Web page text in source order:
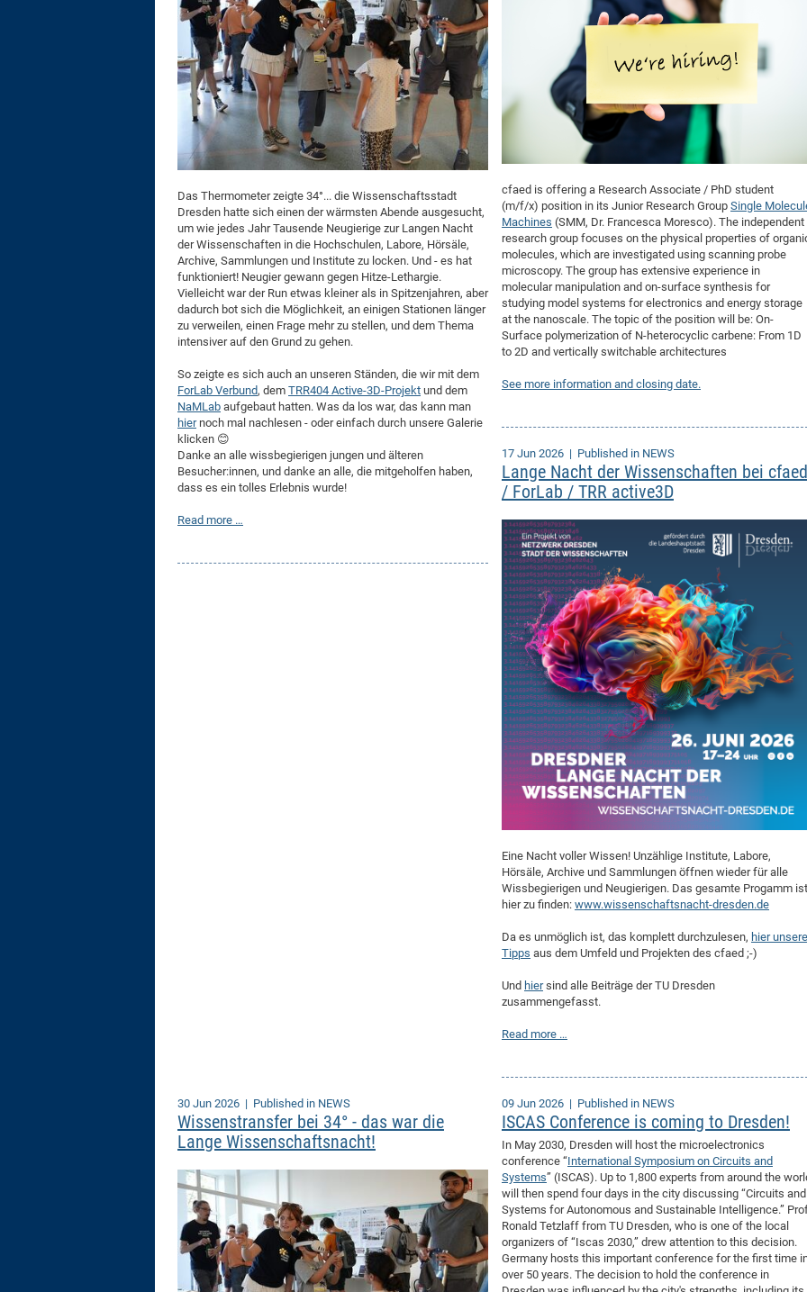
DFG Project
DFG Project
IMPRS-CPQM
DFG Project
DFG Großgerät
BMWi Project
EFRE Project
BMBF Project
2015: 3rd DNS
2014: 2nd DNS
2013:
2013: EUROMAT
2013: 1st DNS
2013: Grand
Das Thermometer zeigte 34°... die Wissenschaftsstadt
Dresden hatte sich einen der wärmsten Abende ausgesucht,
um wie jedes Jahr Tausende Neugierige zur Langen Nacht
der Wissenschaften in die Hochschulen, Labore, Hörsäle,
Archive, Sammlungen und Institute zu locken. Und - es hat
funktioniert! Neugier gewann gegen Hitze-Lethargie.
Vielleicht war der Run etwas kleiner als in Spitzenjahren, aber
dadurch bot sich die Möglichkeit, an einigen Stationen länger
zu verweilen, einen Frage mehr zu stellen, und dem Thema
intensiver auf den Grund zu gehen.
So zeigte es sich auch an unseren Ständen, die wir mit dem
ForLab Verbund, dem TRR404 Active-3D-Projekt und dem
NaMLab aufgebaut hatten. Was da los war, das kann man
hiernoch mal nachlesen - oder einfach durch unsere Galerie
klicken 😊
Danke an alle wissbegierigen jungen und älteren
Besucher:innen, und danke an alle, die mitgeholfen haben,
dass es ein tolles Erlebnis wurde!
Read more …
cfaed is offering a Research Associate / PhD student
(m/f/x) position in its Junior Research Group Single
Machines (SMM, Dr. Francesca Moresco). The independent
research group focuses on the physical properties of
molecules, which are investigated using scanning probe
microscopy. The group has extensive experience in
molecular manipulation and on-surface synthesis for
studying model systems for electronics and energy storage
at the nanoscale. The topic of the position will be: On-
Surface polymerization of N-heterocyclic carbene: From 1D
to 2D and vertically switchable architectures
See more information and closing date.
17 Jun 2026 | Published in NEWS
Lange Nacht der Wissenschaften bei cfaed
/ ForLab / TRR active3D
Eine Nacht voller Wissen! Unzählige Institute, Labore,
Hörsäle, Archive und Sammlungen öffnen wieder für alle
Wissbegierigen und Neugierigen. Das gesamte Progamm ist
hier zu finden: www.wissenschaftsnacht-dresden.de
Da es unmöglich ist, das komplett durchzulesen, hier unsere
Tipps aus dem Umfeld und Projekten des cfaed ;-)
Und hiersind alle Beiträge der TU Dresden
zusammengefasst.
Read more …
09 Jun 2026 | Published in NEWS
ISCAS Conference is coming to Dresden!
In May 2030, Dresden will host the microelectronics
conference “International Symposium on Circuits and
Systems” (ISCAS). Up to 1,800 experts from around the
will then spend four days in the city discussing “Circuits and
Systems for Autonomous and Sustainable Intelligence.”
Ronald Tetzlaff from TU Dresden, who is one of the local
organizers of “Iscas 2030,” drew attention to this decision.
Germany hosts this important conference for the first time
over 50 years. The decision to hold the conference in
30 Jun 2026 | Published in NEWS
Wissenstransfer bei 34° - das war die
Lange Wissenschaftsnacht!